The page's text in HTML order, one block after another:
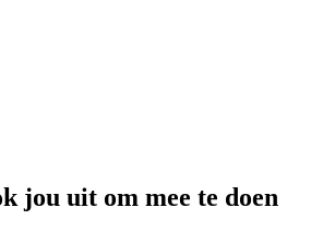
jou uit om mee te doen